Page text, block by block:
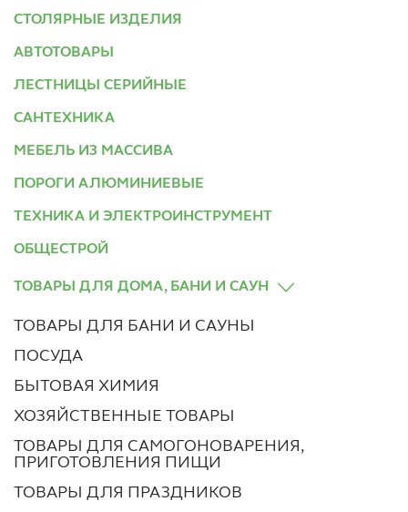
СТОЛЯРНЫЕ ИЗДЕЛИЯ
АВТОТОВАРЫ
ЛЕСТНИЦЫ СЕРИЙНЫЕ
САНТЕХНИКА
МЕБЕЛЬ ИЗ МАССИВА
ПОРОГИ АЛЮМИНИЕВЫЕ
ТЕХНИКА И ЭЛЕКТРОИНСТРУМЕНТ
ОБЩЕСТРОЙ
ТОВАРЫ ДЛЯ ДОМА, БАНИ И САУН
ТОВАРЫ ДЛЯ БАНИ И САУНЫ
ПОСУДА
БЫТОВАЯ ХИМИЯ
ХОЗЯЙСТВЕННЫЕ ТОВАРЫ
ТОВАРЫ ДЛЯ САМОГОНОВАРЕНИЯ,
ПРИГОТОВЛЕНИЯ ПИЩИ
ТОВАРЫ ДЛЯ ПРАЗДНИКОВ